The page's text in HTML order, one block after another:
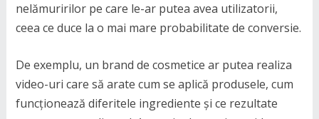
nelămuririlor pe care le-ar putea avea utilizatorii,
ceea ce duce la o mai mare probabilitate de conversie.
De exemplu, un brand de cosmetice ar putea realiza
video-uri care să arate cum se aplică produsele, cum
funcționează diferitele ingrediente și ce rezultate